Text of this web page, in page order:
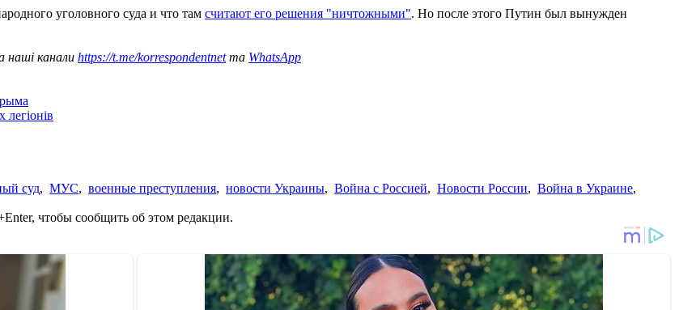
уголовного суда и что там считают его решения "ничтожными". Но после этого Путин был вынужден
наші канали https://t.me/korrespondentnetта WhatsApp
легіонів
суд, МУС, военные преступления, новости Украины, Война с Россией, Новости России, Война в Украине,
чтобы сообщить об этом редакции.